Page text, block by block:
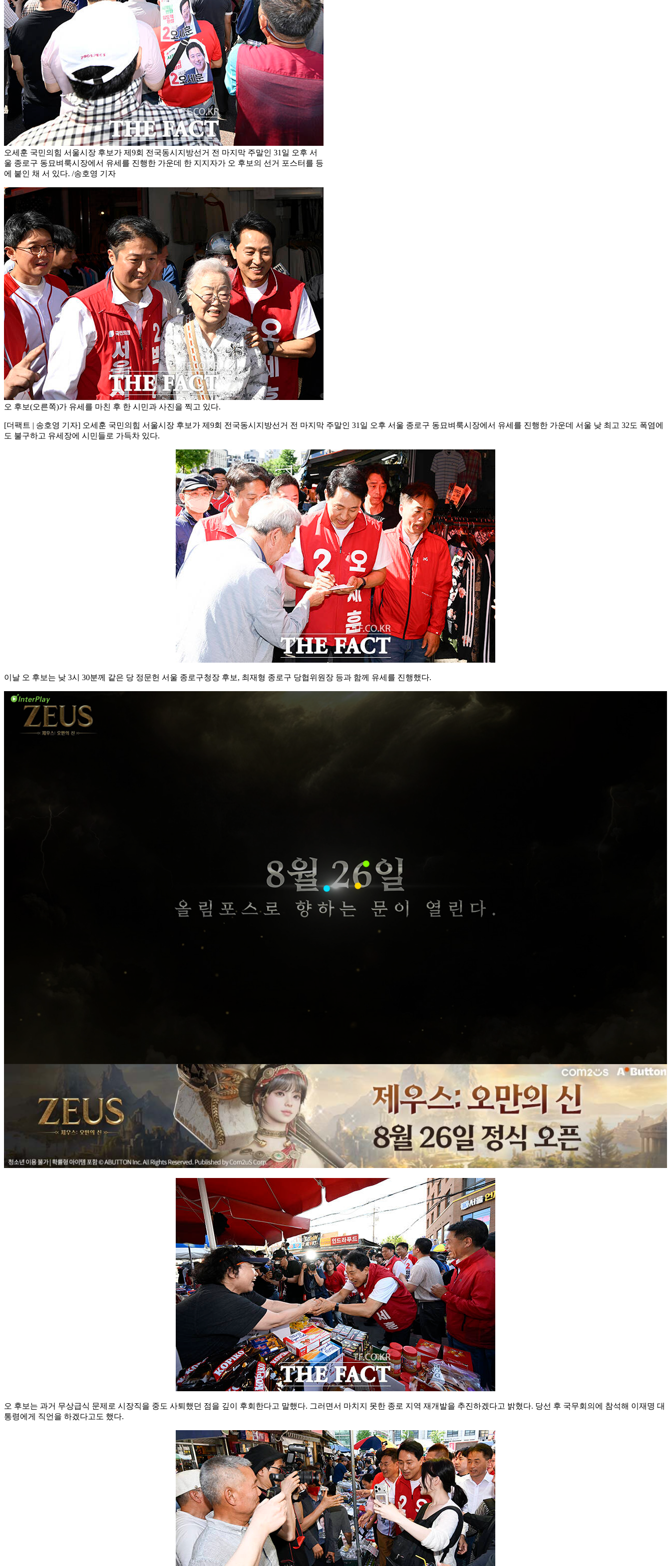
오세훈 국민의힘 서울시장 후보가 제9회 전국동시지방선거 전 마지막 주말인 31일 오후 서
울 종로구 동묘벼룩시장에서 유세를 진행한 가운데 한 지지자가 오 후보의 선거 포스터를 등
에 붙인 채 서 있다. /송호영 기자
오 후보(오른쪽)가 유세를 마친 후 한 시민과 사진을 찍고 있다.
[더팩트 | 송호영 기자] 오세훈 국민의힘 서울시장 후보가 제9회 전국동시지방선거 전 마지막 주말인 31일 오후 서울 종로구 동묘벼룩시장에서 유세를 진행한 가운데 서울 낮 최고 32도 폭염에
도 불구하고 유세장에 시민들로 가득차 있다.
이날 오 후보는 낮 3시 30분께 같은 당 정문헌 서울 종로구청장 후보, 최재형 종로구 당협위원장 등과 함께 유세를 진행했다.
오 후보는 과거 무상급식 문제로 시장직을 중도 사퇴했던 점을 깊이 후회한다고 말했다. 그러면서 마치지 못한 종로 지역 재개발을 추진하겠다고 밝혔다. 당선 후 국무회의에 참석해 이재명 대
통령에게 직언을 하겠다고도 했다.